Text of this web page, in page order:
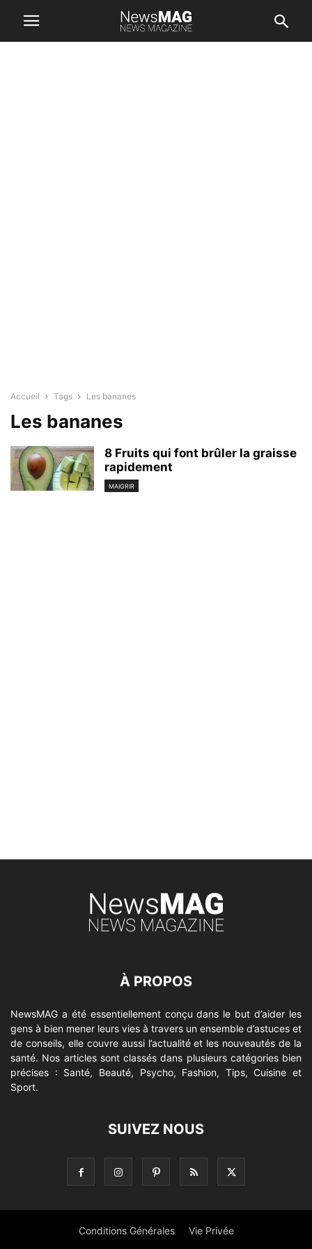
Accueil Tags Les bananes
Les bananes
8 Fruits qui font brûler la graisse
rapidement
MAIGRIR
À PROPOS
NewsMAG a été essentiellement conçu dans le but d’aider les
gens à bien mener leurs vies à travers un ensemble d’astuces et
de conseils, elle couvre aussi l’actualité et les nouveautés de la
santé. Nos articles sont classés dans plusieurs catégories bien
précises : Santé, Beauté, Psycho, Fashion, Tips, Cuisine et
Sport.
SUIVEZ NOUS
Conditions Générales Vie Privée